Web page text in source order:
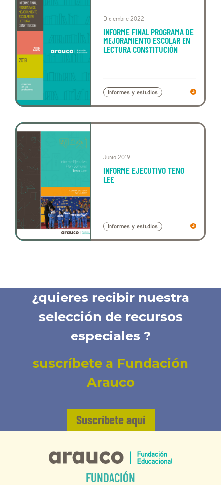
Diciembre 2022
INFORME FINAL PROGRAMA DE
MEJORAMIENTO ESCOLAR EN
LECTURA CONSTITUCIÓN
Informes y estudios
Junio 2019
INFORME EJECUTIVO TENO
LEE
Informes y estudios
¿quieres recibir nuestra
selección de recursos
especiales ?
suscríbete a Fundación
Arauco
Suscríbete aquí
FUNDACIÓN